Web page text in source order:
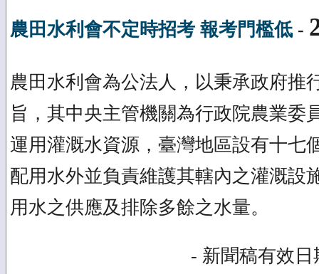
農田水利會不定時招考 報考門檻低 -
農田水利會為公法人，以秉承政府推
旨，其中央主管機關為行政院農業委
運用灌溉水資源，臺灣地區設有十七
配用水外並負責維護其轄內之灌溉設
用水之供應及排除多餘之水量。
- 新聞稿有效日